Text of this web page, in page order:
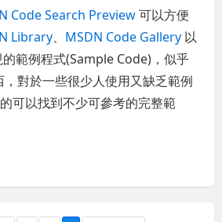
Code Search Preview可以方便
Library、 MSDN Code Gallery 以
的範例程式(Sample Code)，似乎
對於一些很少人使用又缺乏範例
可以找到不少可參考的完整範